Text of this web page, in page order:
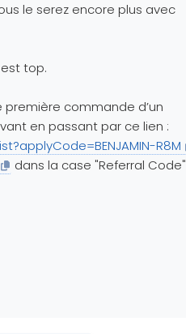
le serez encore plus avec
top.
commande d’un
en passant par ce lien :
R8M
dans la case "Referral Code"